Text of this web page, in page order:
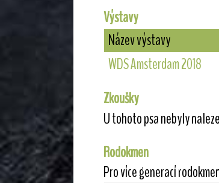
Výstavy
Název výstavy
WDS Amsterdam 2018
Zkoušky
U tohoto psa nebyly
Rodokmen
Pro více generací